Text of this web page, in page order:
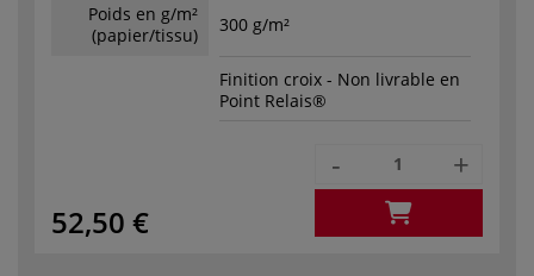
Poids en g/m²
(papier/tissu)
300 g/m²
Finition croix - Non livrable en
Point Relais®
52,50 €
- +